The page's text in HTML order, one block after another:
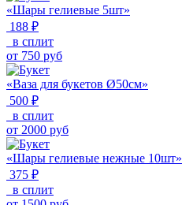
«Шары гелиевые 5шт»
188 ₽
в сплит
от 750 руб
«Ваза для букетов Ø50см»
500 ₽
в сплит
от 2000 руб
«Шары гелиевые нежные 10шт»
375 ₽
в сплит